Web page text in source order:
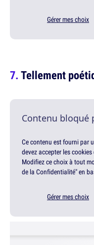
Gérer mes choix
Tellement
Contenu bloqué
Ce contenu est fourni par
devez accepter les
Modifiez ce choix à tout
de la Confidentialité" en
Gérer mes choix